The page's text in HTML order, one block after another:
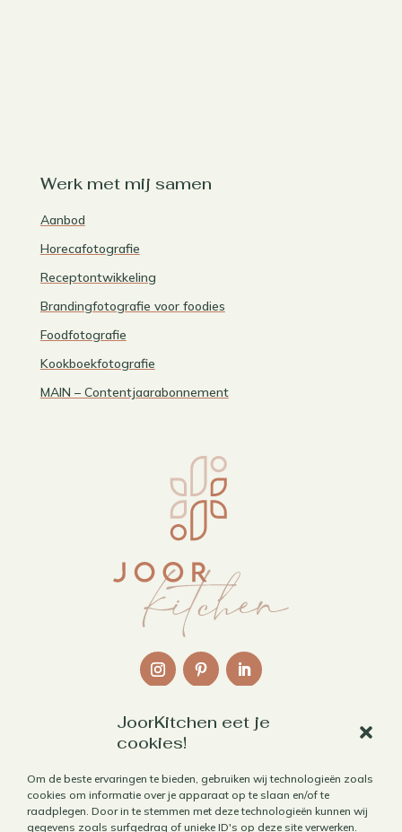
JoorKitchen eet je
cookies!
Om de beste ervaringen te bieden, gebruiken wij technologieën zoals
cookies om informatie over je apparaat op te slaan en/of te
raadplegen. Door in te stemmen met deze technologieën kunnen wij
gegevens zoals surfgedrag of unieke ID's op deze site verwerken.
Werk met mij samen
Aanbod
Horecafotografie
Receptontwikkeling
Brandingfotografie voor foodies
Foodfotografie
Kookboekfotografie
MAIN – Contentjaarabonnement
Contact
Algemene voorwaarden